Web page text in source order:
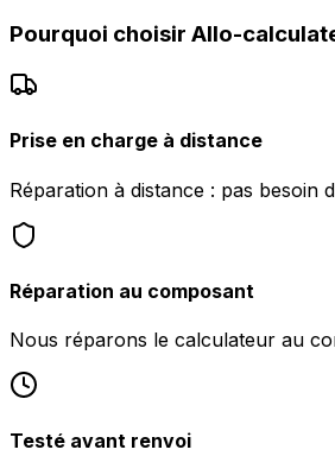
Pourquoi choisir Allo-
Prise en charge à distance
Réparation à distance : pas besoin
Réparation au composant
Nous réparons le calculateur au
Testé avant renvoi